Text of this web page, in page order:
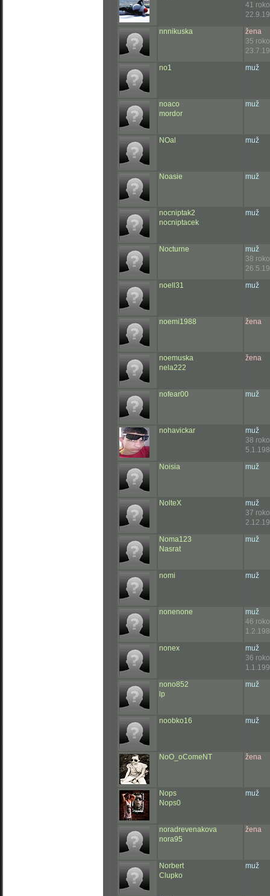
41
nnnikuska
žena
35
no1
muž
noaco
mordor
muž
NOal muž
Noasie muž
nocniptak2
nocniptacek
muž
Nocturne
muž
38
noell31
muž
noemi1988 žena
noemuska
nela222
žena
nofear00 muž
nohavickar
muž
38
Noisia
muž
NolteX
muž
37
Noma123
Nasrat
muž
nomi muž
nonenone
muž
46
nonex
muž
36
nono852
lp
muž
noobko16 muž
NoO_oComeNT žena
Nops
Nops0
muž
noradrevenakova
nora95
žena
Norbert
Clupko
muž